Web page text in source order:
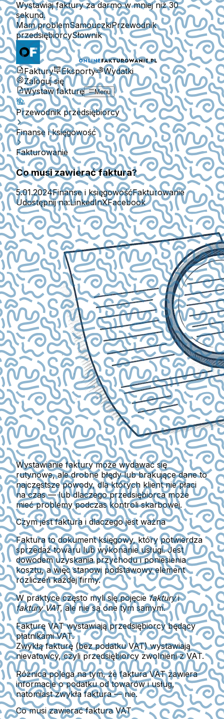
Wystawiaj faktury za darmo w mniej niż 30
sekund.
Mam problemSamouczkiPrzewodnik
przedsiębiorcySłownik
Faktury Eksporty
Wydatki
Zaloguj się
Wystaw fakturę
Menu
Przewodnik przedsiębiorcy
Finanse i księgowość
Fakturowanie
Co musi zawierać faktura?
5.01.2024Finanse i księgowośćFakturowanie
Udostępnij na:LinkedInXFacebook
Wystawianie faktury może wydawać się
rutynowe, ale drobne błędy lub brakujące dane to
najczęstsze powody, dla których klient nie płaci
na czas — lub dlaczego przedsiębiorca może
mieć problemy podczas kontroli skarbowej.
Czym jest faktura i dlaczego jest ważna
Faktura to dokument księgowy, który potwierdza
sprzedaż towaru lub wykonanie usługi. Jest
dowodem uzyskania przychodu i poniesienia
kosztu, a więc stanowi podstawowy element
rozliczeń każdej firmy.
W praktyce często myli się pojęcie fakturyi
faktury VAT, ale nie są one tym samym.
Fakturę VATwystawiają przedsiębiorcy będący
płatnikami VAT.
Zwykłą fakturę (bez podatku VAT) wystawiają
nievatowcy, czyli przedsiębiorcy zwolnieni z VAT.
Różnica polega na tym, że faktura VAT zawiera
informacje o podatku od towarów i usług,
natomiast zwykła faktura — nie.
Co musi zawierać faktura VAT